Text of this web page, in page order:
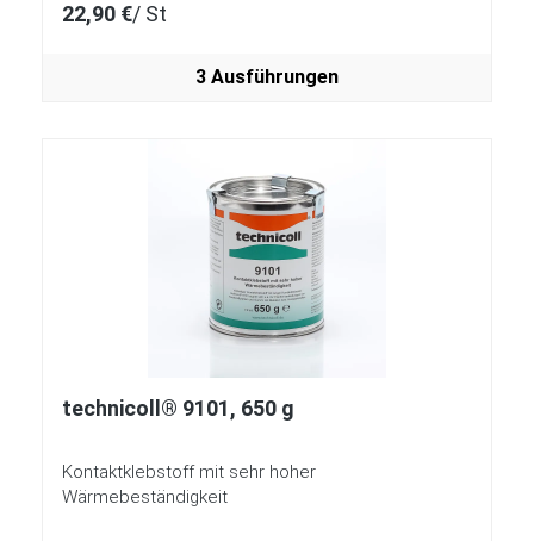
22,90 €/ St
3 Ausführungen
technicoll® 9101, 650 g
Kontaktklebstoff mit sehr hoher
Wärmebeständigkeit